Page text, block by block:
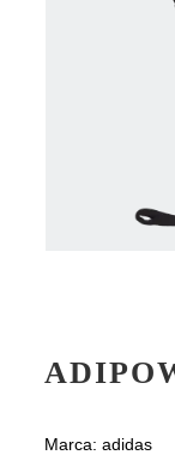
Marca: adidas